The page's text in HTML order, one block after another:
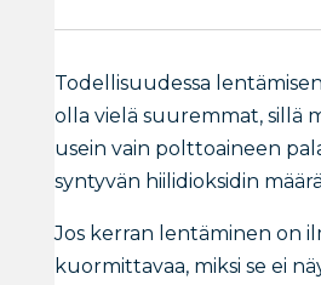
Todellisuudessa
olla vielä suuremmat, sillä
usein vain polttoaineen
syntyvän hiilidioksidin
Jos kerran lentäminen on
kuormittavaa, miksi se ei